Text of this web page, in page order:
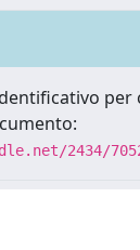
per
2434/